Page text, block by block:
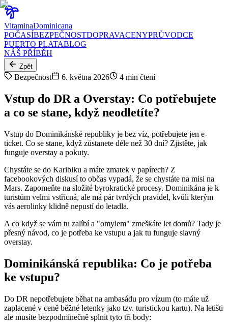
VitaminaDominicana
POČASÍBEZPEČNOSTDOPRAVACENYPRŮVODCE
PUERTO PLATABLOG
NÁŠ PŘÍBĚH
Zpět
Bezpečnost 6. května 2026 4 min čtení
Vstup do DR a Overstay: Co potřebujete
a co se stane, když neodletíte?
Vstup do Dominikánské republiky je bez víz, potřebujete jen e-
ticket. Co se stane, když zůstanete déle než 30 dní? Zjistěte, jak
funguje overstay a pokuty.
Chystáte se do Karibiku a máte zmatek v papírech? Z
facebookových diskusí to občas vypadá, že se chystáte na misi na
Mars. Zapomeňte na složité byrokratické procesy. Dominikána je k
turistům velmi vstřícná, ale má pár tvrdých pravidel, kvůli kterým
vás aerolinky klidně nepustí do letadla.
A co když se vám tu zalíbí a "omylem" zmeškáte let domů? Tady je
přesný návod, co je potřeba ke vstupu a jak tu funguje slavný
overstay.
Dominikánská republika: Co je potřeba
ke vstupu?
Do DR nepotřebujete běhat na ambasádu pro vízum (to máte už
zaplacené v ceně běžné letenky jako tzv. turistickou kartu). Na letišti
ale musíte bezpodmínečně splnit tyto tři body: